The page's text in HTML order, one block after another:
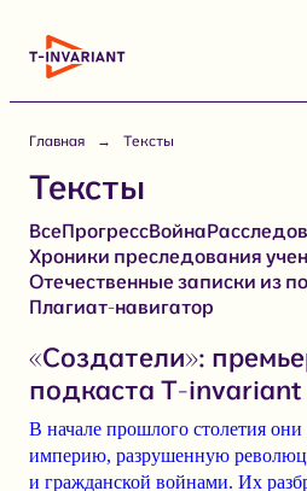
Главная Тексты
Тексты
ВсеПрогрессВойна
Хроники преследования
Отечественные записки из
Плагиат-навигатор
«Создатели»:
подкаста T-invariant
В начале прошлого столетия
империю, разрушенную
и гражданской войнами. Их